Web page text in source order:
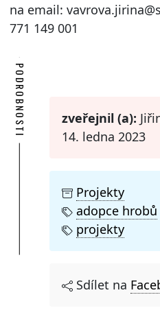
na email:
771 149 001
PODROBNOSTI zveřejnil (a):
14. ledna 2023
Projekty
adopce hrobů
projekty
Sdílet na